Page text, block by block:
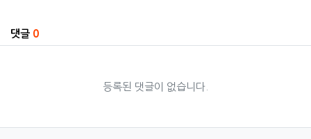
댓글 0
등록된 댓글이 없습니다.